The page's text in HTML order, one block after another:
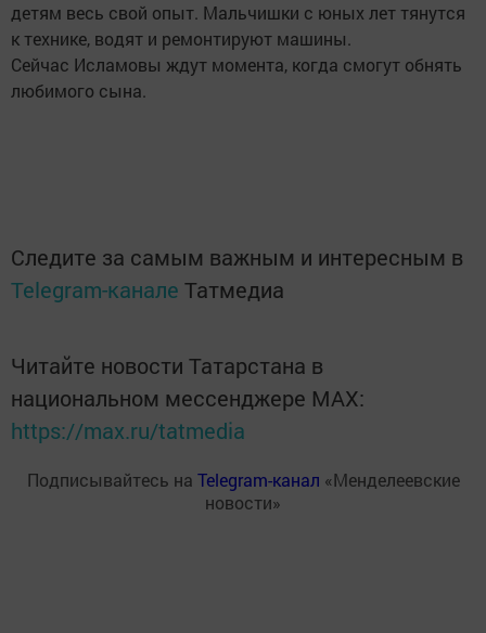
детям весь свой опыт. Мальчишки с юных лет тянутся
к технике, водят и ремонтируют машины.
Сейчас Исламовы ждут момента, когда смогут обнять
любимого сына.
Следите за самым важным и интересным в
Telegram-канале Татмедиа
Читайте новости Татарстана в
национальном мессенджере MАХ:
https://max.ru/tatmedia
Подписывайтесь на Telegram-канал «Менделеевские
новости»